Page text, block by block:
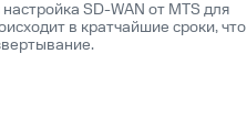
SD-WAN от MTS для
в кратчайшие сроки, что